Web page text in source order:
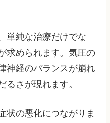
単純な治療だけでな
求められます。気圧の
神経のバランスが崩れ
るさが現れます。
状の悪化につながりま